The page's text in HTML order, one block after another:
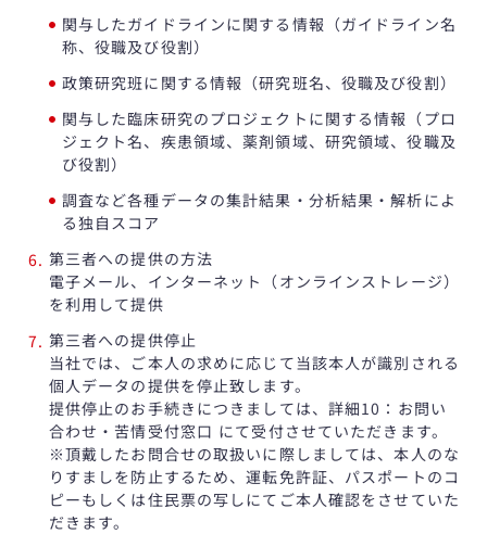
関与したガイドラインに関する情報（ガイドライン名
称、役職及び役割）
政策研究班に関する情報（研究班名、役職及び役割）
関与した臨床研究のプロジェクトに関する情報（プロ
ジェクト名、疾患領域、薬剤領域、研究領域、役職及
び役割）
調査など各種データの集計結果・分析結果・解析によ
る独自スコア
第三者への提供の方法
電子メール、インターネット（オンラインストレージ）
を利用して提供
第三者への提供停止
当社では、ご本人の求めに応じて当該本人が識別される
個人データの提供を停止致します。
提供停止のお手続きにつきましては、詳細10：お問い
合わせ・苦情受付窓口 にて受付させていただきます。
※頂戴したお問合せの取扱いに際しましては、本人のな
りすましを防止するため、運転免許証、パスポートのコ
ピーもしくは住民票の写しにてご本人確認をさせていた
だきます。